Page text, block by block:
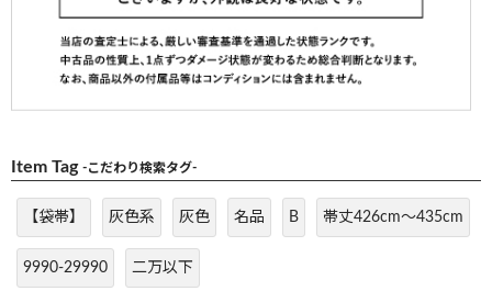
Item Tag -こだわり検索タグ-
【袋帯】 灰色系 灰色 名品 B 帯丈426cm～435cm
9990-29990 二万以下